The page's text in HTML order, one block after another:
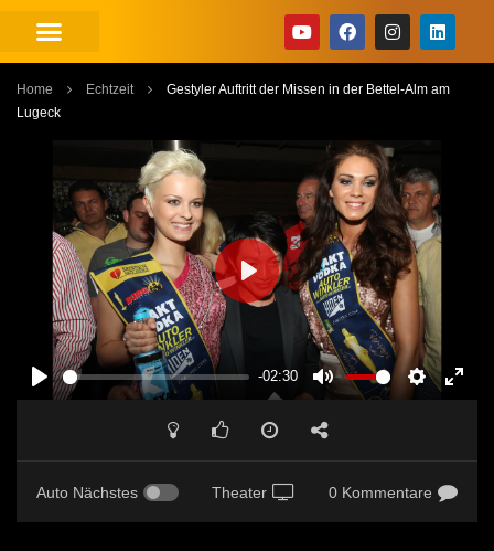
Home Echtzeit
Gestyler Auftritt der Missen in der Bettel-Alm am
Lugeck
PLAY
-02:30
MUTE SETTINGS
PLAY
Auto Nächstes Theater 0 Kommentare